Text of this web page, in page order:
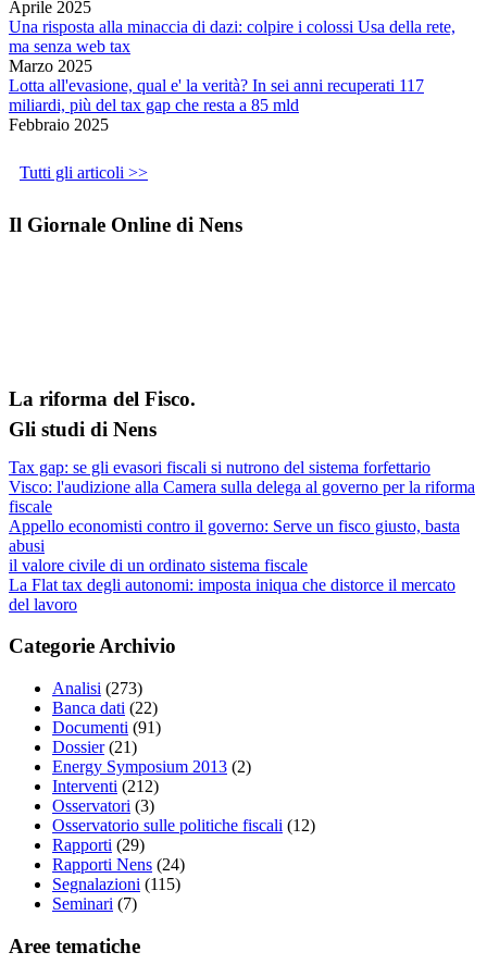
Aprile 2025
Una risposta alla minaccia di dazi: colpire i colossi Usa della rete,
ma senza web tax
Marzo 2025
Lotta all'evasione, qual e' la verità? In sei anni recuperati 117
miliardi, più del tax gap che resta a 85 mld
Febbraio 2025
Tutti gli articoli >>
Il Giornale Online di Nens
La riforma del Fisco.
Gli studi di Nens
Tax gap: se gli evasori fiscali si nutrono del sistema forfettario
Visco: l'audizione alla Camera sulla delega al governo per la riforma
fiscale
Appello economisti contro il governo: Serve un fisco giusto, basta
abusi
il valore civile di un ordinato sistema fiscale
La Flat tax degli autonomi: imposta iniqua che distorce il mercato
del lavoro
Categorie Archivio
Analisi (273)
Banca dati (22)
Documenti (91)
Dossier (21)
Energy Symposium 2013 (2)
Interventi (212)
Osservatori (3)
Osservatorio sulle politiche fiscali (12)
Rapporti (29)
Rapporti Nens (24)
Segnalazioni (115)
Seminari (7)
Aree tematiche